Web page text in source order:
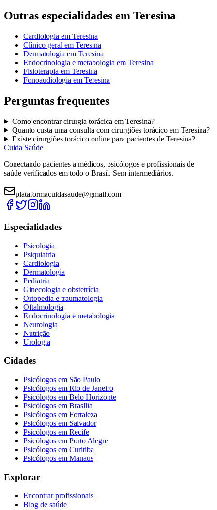
Outras especialidades em Teresina
Cardiologia em Teresina
Clínico geral em Teresina
Dermatologia em Teresina
Endocrinologia e metabologia em Teresina
Fisioterapia em Teresina
Fonoaudiologia em Teresina
Perguntas frequentes
Como encontrarcirurgia torácica em Teresina?
Quanto custa uma consulta com cirurgiões torácicoem Teresina?
Existe cirurgiões torácicoonline para pacientes de Teresina?
Cuida Saúde
Conectando pacientes a médicos, psicólogos e profissionais de
saúde verificados em todo o Brasil. Sem intermediários.
plataformacuidasaude@gmail.com
Especialidades
Psicologia
Psiquiatria
Cardiologia
Dermatologia
Pediatria
Ginecologia e obstetrícia
Ortopedia e traumatologia
Oftalmologia
Endocrinologia e metabologia
Neurologia
Nutrição
Urologia
Cidades
Psicólogos em São Paulo
Psicólogos em Rio de Janeiro
Psicólogos em Belo Horizonte
Psicólogos em Brasília
Psicólogos em Fortaleza
Psicólogos em Salvador
Psicólogos em Recife
Psicólogos em Porto Alegre
Psicólogos em Curitiba
Psicólogos em Manaus
Explorar
Encontrar profissionais
Blog de saúde